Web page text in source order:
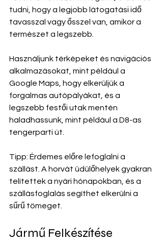
tudni, hogy a legjobb látogatási idő
tavasszal vagy ősszel van, amikor a
természet a legszebb.
Használjunk térképeket és navigációs
alkalmazásokat, mint például a
Google Maps, hogy elkerüljük a
forgalmas autópályákat, és a
legszebb festői utak mentén
haladhassunk, mint például a D8-as
tengerparti út.
Tipp: Érdemes előre lefoglalni a
szállást. A horvát üdülőhelyek gyakran
telítettek a nyári hónapokban, és a
szállásfoglalás segíthet elkerülni a
sűrű tömeget.
Jármű Felkészítése